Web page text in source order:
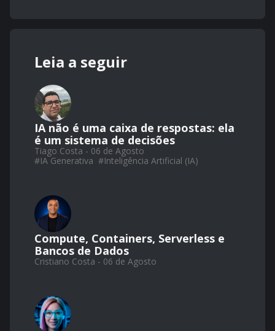
Leia a seguir
IA não é uma caixa de respostas: ela
é um sistema de decisões
Tiago Costa - 06 de Agosto
#IA Generativa #Inteligência Artificial (IA)
Compute, Containers, Serverless e
Bancos de Dados
Cristiano Costa - 06 de Agosto